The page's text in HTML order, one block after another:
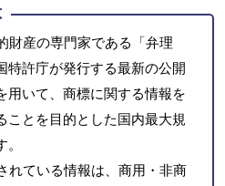
財産の専門家である「弁理
特許庁が発行する最新の公開
用いて、商標に関する情報を
ことを目的とした国内最大規
れている情報は、商用・非商